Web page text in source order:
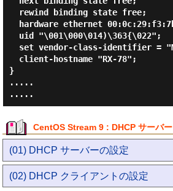
}
.....
CentOS Stream 9 : DHCP サーバー
(01) DHCP サーバーの設定
(02) DHCP クライアントの設定